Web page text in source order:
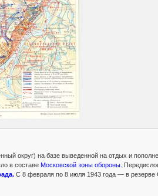
округ) на базе выведенной на отдых и
в составе Московской зоны обороны.
С 8 февраля по 8 июля 1943 года — в резерве